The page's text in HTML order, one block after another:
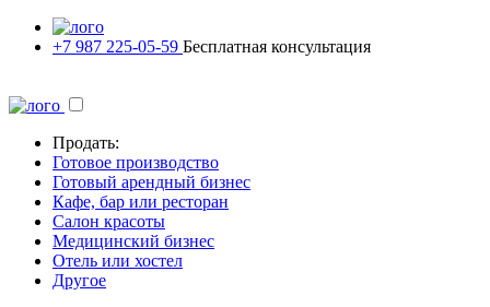
+7 987 225-05-59 Бесплатная консультация
Продать:
Готовое производство
Готовый арендный бизнес
Кафе, бар или ресторан
Салон красоты
Медицинский бизнес
Отель или хостел
Другое